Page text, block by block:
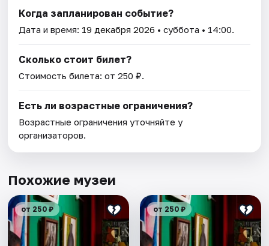
Когда запланирован событие?
Дата и время: 19 декабря 2026 • суббота • 14:00.
Сколько стоит билет?
Стоимость билета: от 250 ₽.
Есть ли возрастные ограничения?
Возрастные ограничения уточняйте у
организаторов.
Похожие музеи
от 250 ₽ от 250 ₽